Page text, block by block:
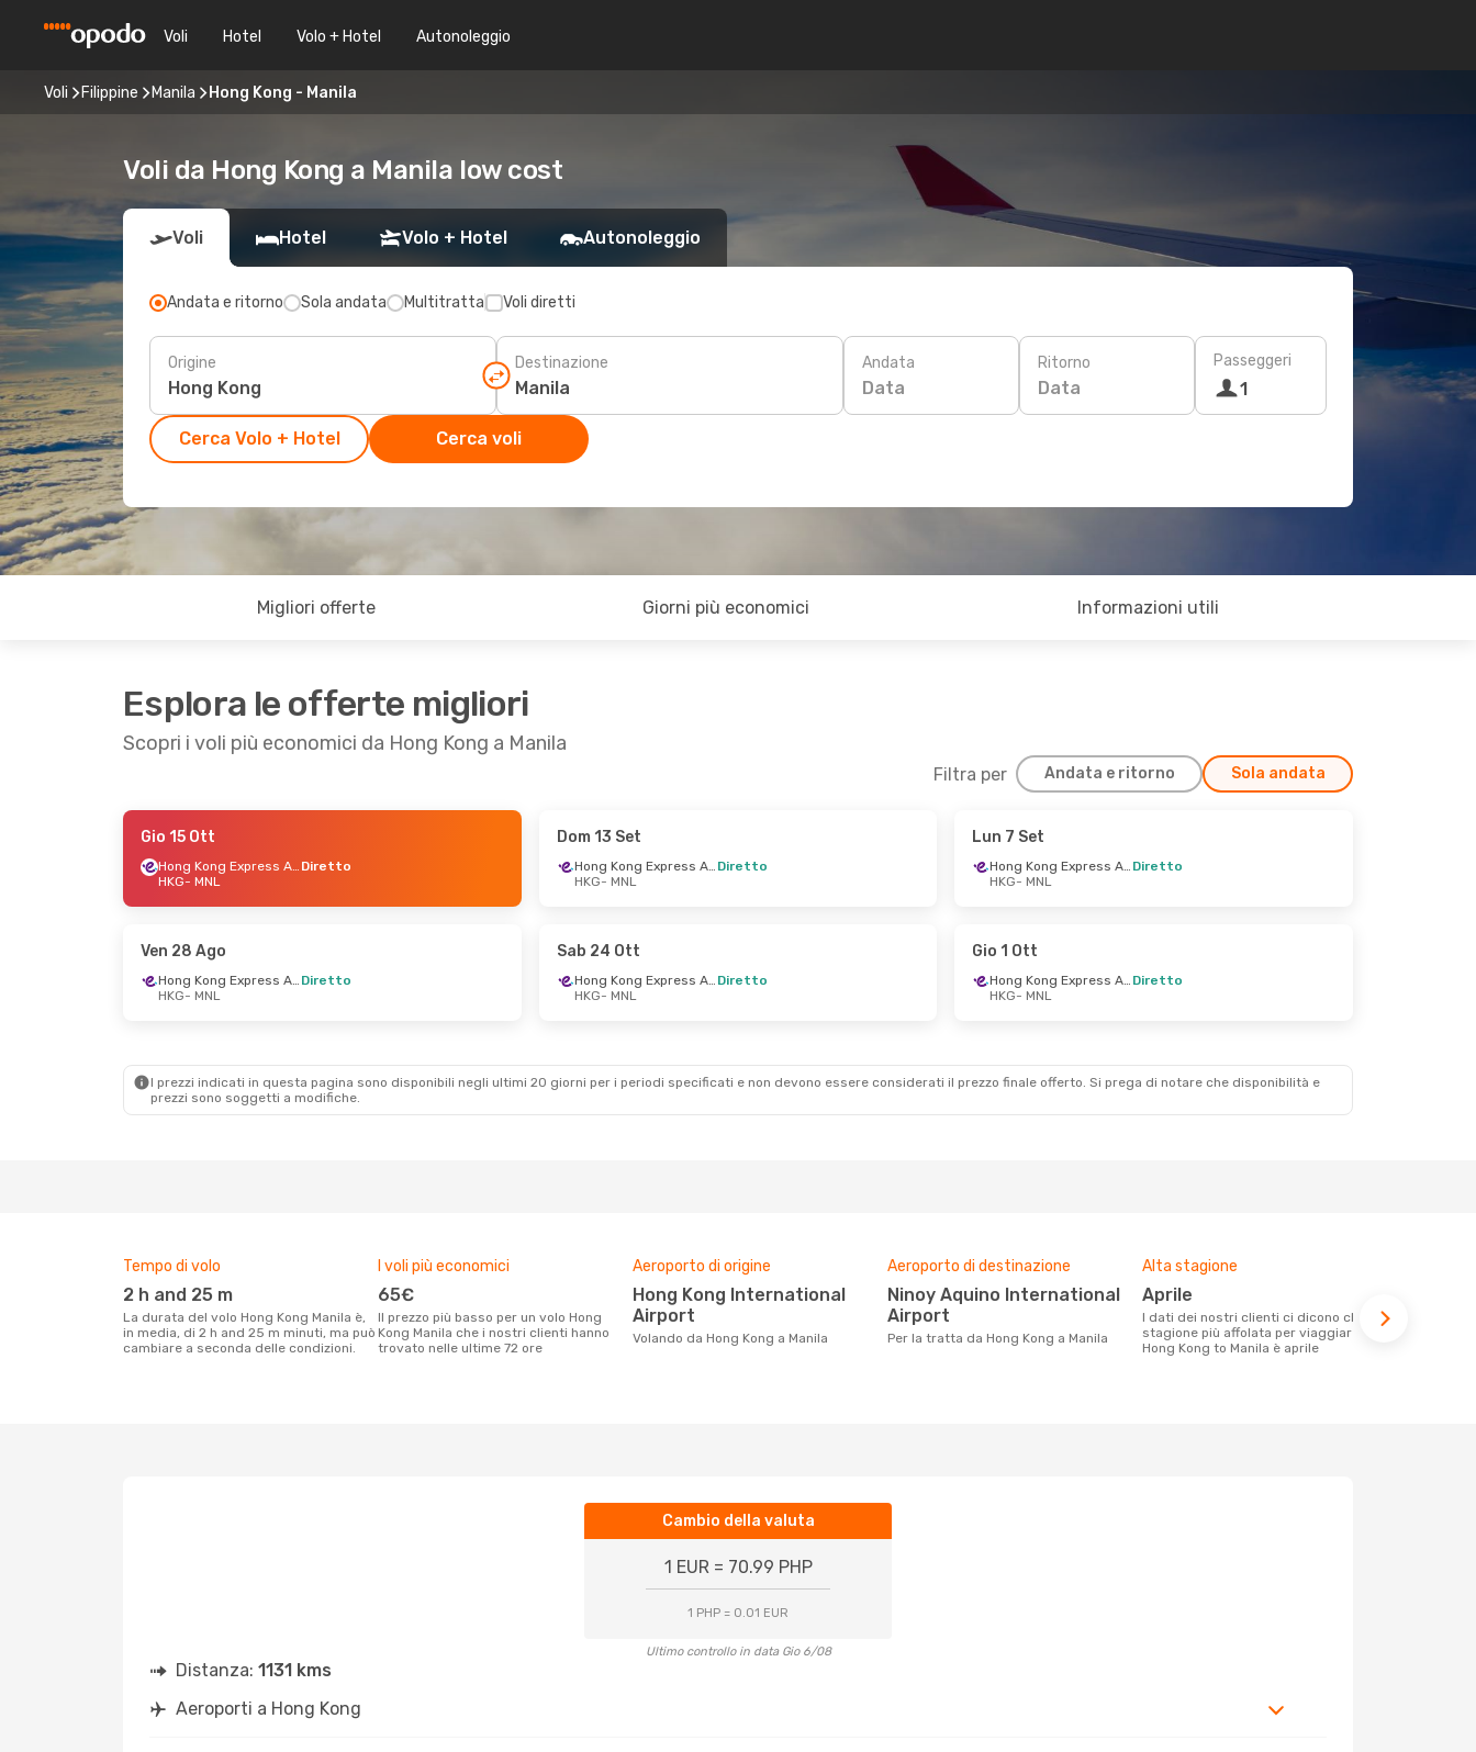
Voli Hotel Volo + Hotel Autonoleggio
Voli Filippine Manila Hong Kong - Manila
Voli da Hong Kong a Manila low cost
Voli Hotel Volo + Hotel Autonoleggio
Andata e ritorno Sola andata Multitratta Voli diretti
Origine Destinazione Andata
Data
Ritorno
Data
Passeggeri
1
Cerca Volo + Hotel Cerca voli
Migliori offerte Giorni più economici Informazioni utili
Esplora le offerte migliori
Scopri i voli più economici da Hong Kong a Manila
Filtra per Andata e ritorno Sola andata
- Sab 5 Set
Hong Kong Express Airways
Hong Kong Express Airways
Hong Kong Express Airways
Gio 15 Ott
Hong Kong Express Airways Diretto
HKG- MNL
Dom 13 Set
Hong Kong Express Airways Diretto
HKG- MNL
Lun 7 Set
Hong Kong Express Airways Diretto
HKG- MNL
Ven 28 Ago
Hong Kong Express Airways Diretto
HKG- MNL
Sab 24 Ott
Hong Kong Express Airways Diretto
HKG- MNL
Gio 1 Ott
Hong Kong Express Airways Diretto
HKG- MNL
I prezzi indicati in questa pagina sono disponibili negli ultimi 20 giorni per i periodi specificati e non devono essere considerati il ​​prezzo finale offerto. Si prega di notare che disponibilità e
prezzi sono soggetti a modifiche.
Tempo di volo
2 h and 25 m
La durata del volo Hong Kong Manila è,
in media, di 2 h and 25 m minuti, ma può
cambiare a seconda delle condizioni.
I voli più economici
65€
Il prezzo più basso per un volo Hong
Kong Manila che i nostri clienti hanno
trovato nelle ultime 72 ore
Aeroporto di origine
Hong Kong International
Airport
Volando da Hong Kong a Manila
Aeroporto di destinazione
Ninoy Aquino International
Airport
Per la tratta da Hong Kong a Manila
Alta stagione
aprile
I dati dei nostri clienti ci dicono che la
stagione più affolata per viaggiare da
Hong Kong to Manila è aprile
Cambio della valuta
1 EUR = 70.99 PHP
1 PHP = 0.01 EUR
Ultimo controllo in data Gio 6/08
Distanza: 1131 kms
Aeroporti a Hong Kong